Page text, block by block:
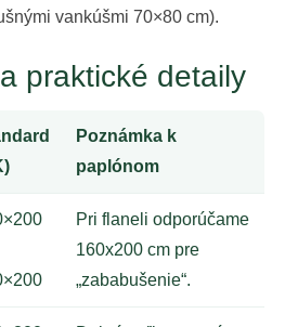
vankúšmi 70×80 cm).
praktické detaily
Poznámka k
paplónom
Pri flaneli odporúčame
160x200 cm pre
„zababušenie“.